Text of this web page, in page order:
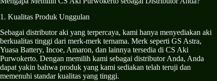
1. Kualitas Produk Unggulan
Sebagai distributor aki yang terpercaya, kami hanya menyediakan aki
berkualitas tinggi dari merk-merk ternama. Merk seperti GS Astra,
Yuasa Battery, Incoe, Amaron, dan lainnya tersedia di CS Aki
Purwokerto. Dengan memilih kami sebagai distributor Anda, Anda
dapat yakin bahwa produk yang kami sediakan telah teruji dan
memenuhi standar kualitas yang tinggi.